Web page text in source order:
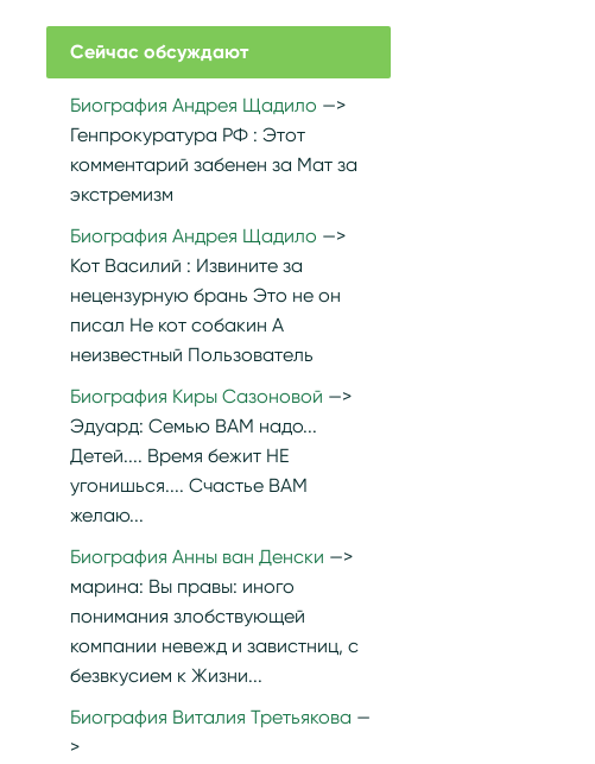
Сейчас обсуждают
Биография Андрея Щадило
Генпрокуратура РФ : Этот
комментарий забенен за Мат за
экстремизм
Биография Андрея Щадило
Кот Василий : Извините за
нецензурную брань Это не он
писал Не кот собакин А
неизвестный Пользователь
Биография Киры Сазоновой
Эдуард: Семью ВАМ надо...
Детей.... Время бежит НЕ
угонишься.... Счастье ВАМ
желаю...
Биография Анны ван Денски
марина: Вы правы: иного
понимания злобствующей
компании невежд и завистниц, с
безвкусием к Жизни...
Биография Виталия Третьякова